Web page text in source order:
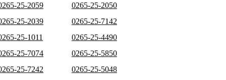
25-2059
0265-25-2050
25-2039
0265-25-7142
25-1011
0265-25-4490
25-7074
0265-25-5850
25-7242
0265-25-5048